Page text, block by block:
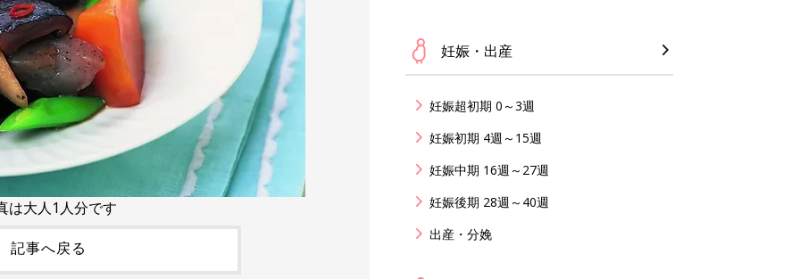
は大人1人分です
記事へ戻る
妊娠・出産
妊娠超初期 0～3週
妊娠初期 4週～15週
妊娠中期 16週～27週
妊娠後期 28週～40週
出産・分娩